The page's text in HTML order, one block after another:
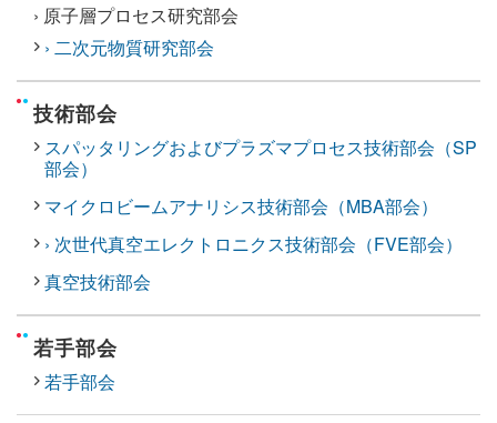
› 原子層プロセス研究部会
› 二次元物質研究部会
技術部会
スパッタリングおよびプラズマプロセス技術部会（SP
部会）
マイクロビームアナリシス技術部会（MBA部会）
› 次世代真空エレクトロニクス技術部会（FVE部会）
真空技術部会
若手部会
若手部会